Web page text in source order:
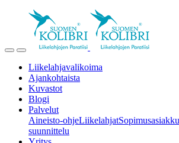
Liikelahjavalikoima
Ajankohtaista
Kuvastot
Blogi
Palvelut
Aineisto-ohjeLiikelahjat
suunnittelu